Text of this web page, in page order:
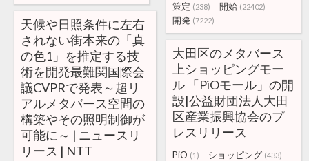
策定 (238) 開始 (22402)
開発 (7222)
天候や日照条件に左右
されない街本来の「真
の色1」を推定する技
術を開発最難関国際会
議CVPRで発表～超リ
アルメタバース空間の
構築やその照明制御が
可能に～ | ニュースリ
リース | NTT
大田区のメタバース
上ショッピングモー
ル 「PiOモール」の開
設|公益財団法人大田
区産業振興協会のプ
レスリリース
PiO (1) ショッピング (433)